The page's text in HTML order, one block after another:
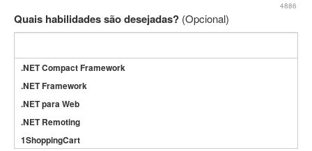
4886
Quais habilidades são desejadas? (Opcional)
.NET Compact Framework
.NET Framework
.NET para Web
.NET Remoting
1ShoppingCart